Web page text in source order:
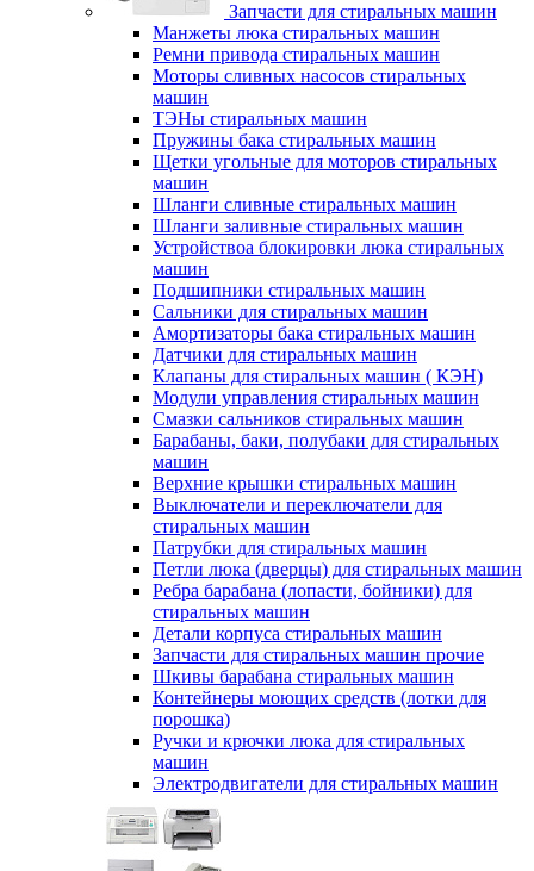
Запчасти для стиральных машин
Манжеты люка стиральных машин
Ремни привода стиральных машин
Моторы сливных насосов стиральных
машин
ТЭНы стиральных машин
Пружины бака стиральных машин
Щетки угольные для моторов стиральных
машин
Шланги сливные стиральных машин
Шланги заливные стиральных машин
Устройствоа блокировки люка стиральных
машин
Подшипники стиральных машин
Сальники для стиральных машин
Амортизаторы бака стиральных машин
Датчики для стиральных машин
Клапаны для стиральных машин ( КЭН)
Модули управления стиральных машин
Смазки сальников стиральных машин
Барабаны, баки, полубаки для стиральных
машин
Верхние крышки стиральных машин
Выключатели и переключатели для
стиральных машин
Патрубки для стиральных машин
Петли люка (дверцы) для стиральных машин
Ребра барабана (лопасти, бойники) для
стиральных машин
Детали корпуса стиральных машин
Запчасти для стиральных машин прочие
Шкивы барабана стиральных машин
Контейнеры моющих средств (лотки для
порошка)
Ручки и крючки люка для стиральных
машин
Электродвигатели для стиральных машин